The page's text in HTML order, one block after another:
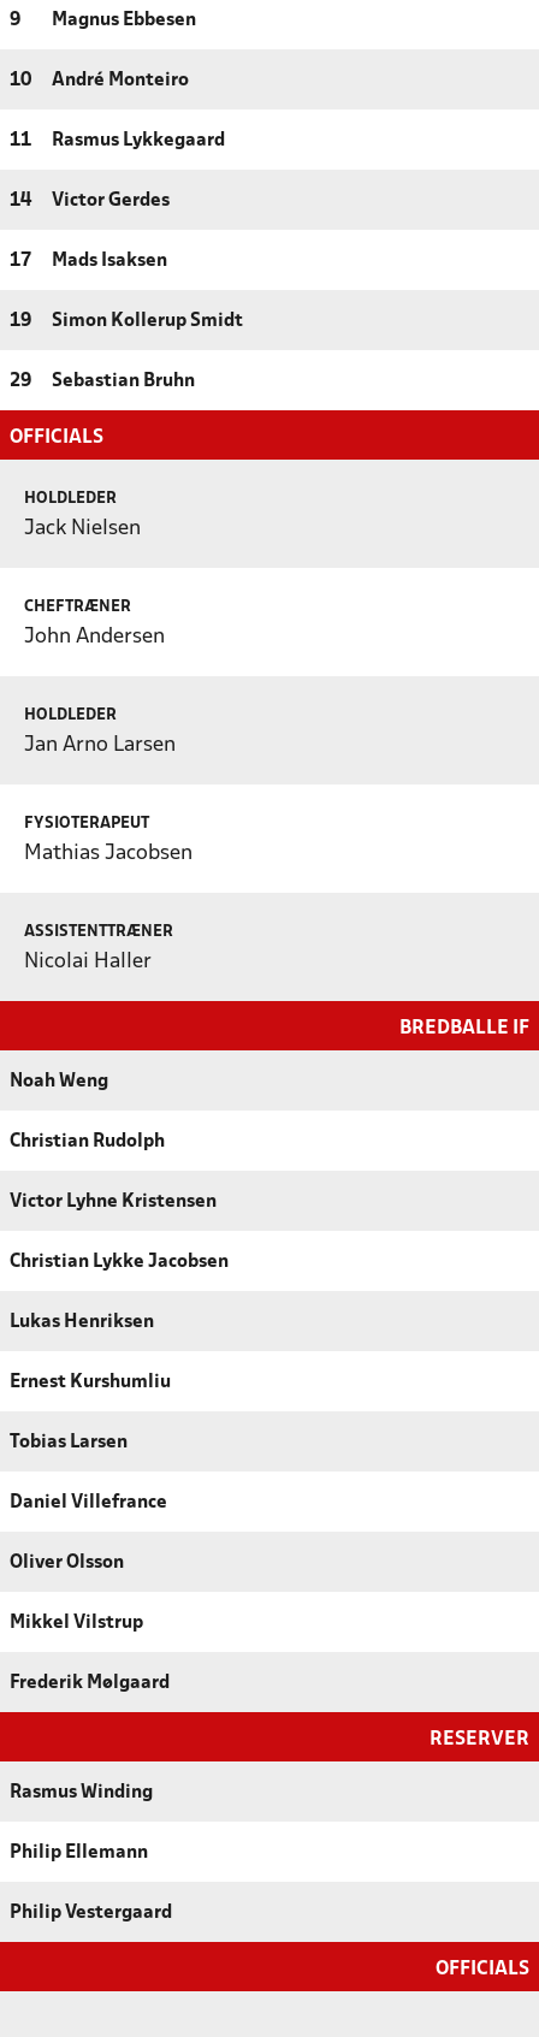
9 Magnus Ebbesen
10 André Monteiro
11 Rasmus Lykkegaard
14 Victor Gerdes
17 Mads Isaksen
19 Simon Kollerup Smidt
29 Sebastian Bruhn
OFFICIALS
HOLDLEDER
Jack Nielsen
CHEFTRÆNER
John Andersen
HOLDLEDER
Jan Arno Larsen
FYSIOTERAPEUT
Mathias Jacobsen
ASSISTENTTRÆNER
Nicolai Haller
BREDBALLE IF
Noah Weng
Christian Rudolph
Victor Lyhne Kristensen
Christian Lykke Jacobsen
Lukas Henriksen
Ernest Kurshumliu
Tobias Larsen
Daniel Villefrance
Oliver Olsson
Mikkel Vilstrup
Frederik Mølgaard
RESERVER
Rasmus Winding
Philip Ellemann
Philip Vestergaard
OFFICIALS